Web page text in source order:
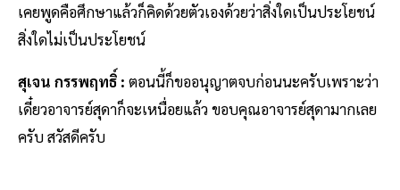
เคยพูดคือศึกษาแล้วก็คิดด้วยตัวเองด้วยว่าสิ่งใดเป็นประโยชน์
สิ่งใดไม่เป็นประโยชน์
สุเจน กรรพฤทธิ์ : ตอนนี้ก็ขออนุญาตจบก่อนนะครับเพราะว่า
เดี๋ยวอาจารย์สุดาก็จะเหนื่อยแล้ว ขอบคุณอาจารย์สุดามากเลย
ครับ สวัสดีครับ